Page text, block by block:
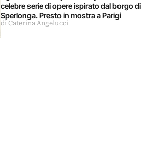
celebre serie di opere ispirato dal borgo di
Sperlonga. Presto in mostra a Parigi
di Caterina Angelucci